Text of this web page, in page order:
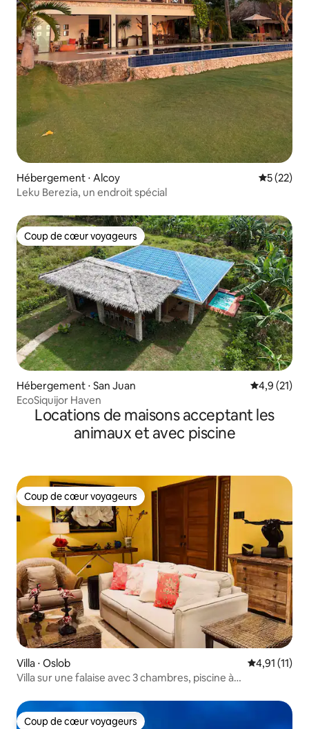
Hébergement ⋅ Alcoy
5 (22)
Leku Berezia, un endroit spécial
Coup de cœur voyageurs
Coup de cœur voyageurs
Hébergement ⋅ San Juan Évaluation
4,9 (21)
EcoSiquijor Haven
Locations de maisons acceptant les
animaux et avec piscine
Coup de cœur voyageurs
Coup de cœur voyageurs
Villa ⋅ Oslob Évaluation
4,91 (11)
Villa sur une falaise avec 3 chambres, piscine à
Coup de cœur voyageurs